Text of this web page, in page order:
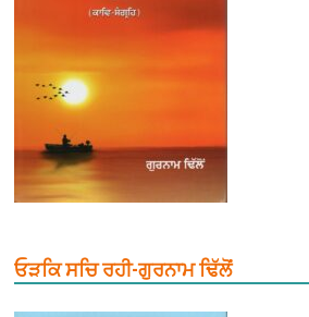
ਓੜਕਿ ਸਚਿ ਰਹੀ-ਗੁਰਨਾਮ ਢਿੱਲੋਂ